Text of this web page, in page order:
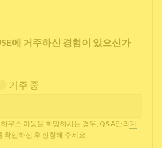
에 거주하신 경험이 있으신가
거주 중
우스 이동을 희망하시는 경우, Q&A안의 계
확인하신 후 신청해 주세요.